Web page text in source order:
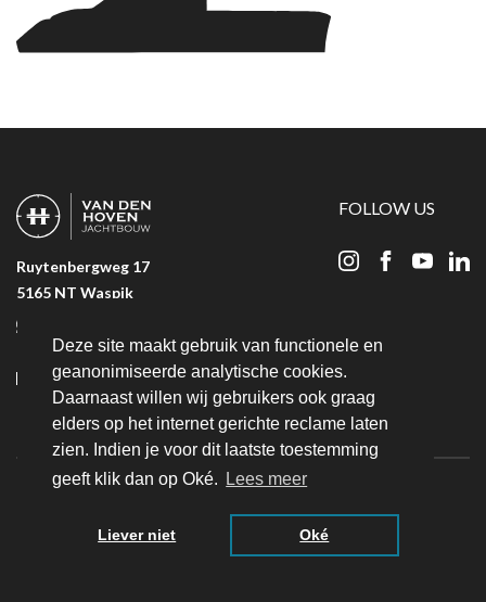
Deze site maakt gebruik van functionele en
geanonimiseerde analytische cookies.
Daarnaast willen wij gebruikers ook graag
elders op het internet gerichte reclame laten
zien. Indien je voor dit laatste toestemming
geeft klik dan op Oké.
Lees meer
Liever niet Oké
Ruytenbergweg 17
5165 NT Waspik
+31 (0) 416 319 183
info@bvandenhovenjachtbouw.nl
FOLLOW US
Website ontwikkeling doorEenvoud